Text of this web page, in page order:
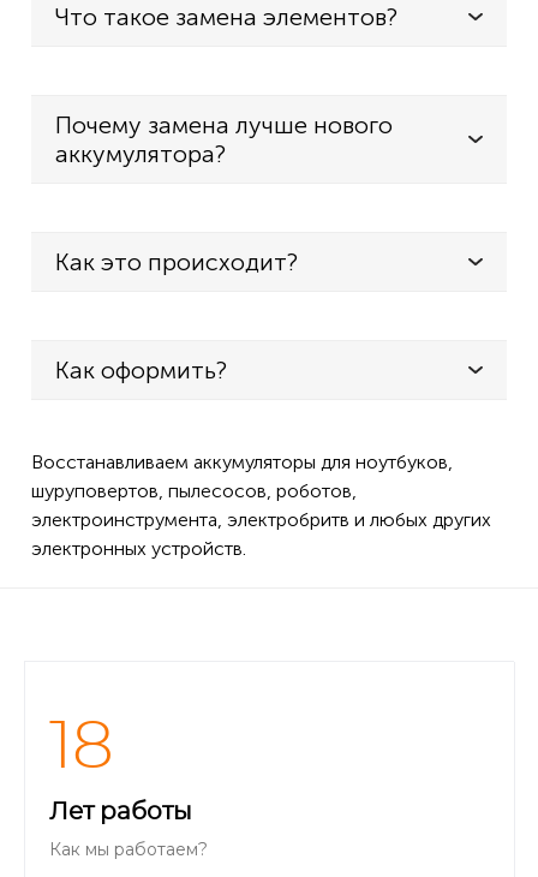
Что такое замена элементов?
Почему замена лучше нового
аккумулятора?
Как это происходит?
Как оформить?
Восстанавливаем аккумуляторы для ноутбуков,
шуруповертов, пылесосов, роботов,
электроинструмента, электробритв и любых других
электронных устройств.
18
Лет работы
Как мы работаем?